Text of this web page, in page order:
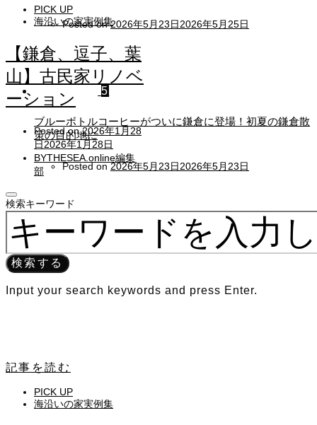
PICK UP
海沿いの家実例集
【鎌倉、逗子、葉
山】古民家リノベ
ーション
Posted on 2026年1月28
日2026年1月28日
BYTHESEA.online編集
部
記事を読む
PICK UP
海沿いの家実例集
Posted on 2026年5月23日2026年5月25日
5
ブルーボトルコーヒーがついに鎌倉に登場！初夏の鎌倉散
策の目的地に
Posted on 2026年5月23日2026年5月23日
検索キーワード
検索する
Input your search keywords and press Enter.